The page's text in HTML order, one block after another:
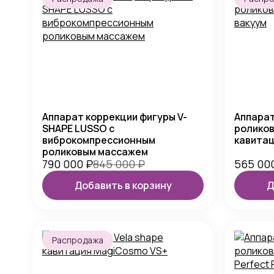
Аппарат коррекции фигуры V-
SHAPE LUSSO с
виброкомпрессионным
роликовым массажем
790 000 ₽845 000₽
Добавить в корзину
565
Распродажа